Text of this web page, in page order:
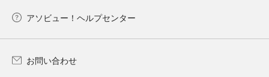
アソビュー！ヘルプセンター
お問い合わせ